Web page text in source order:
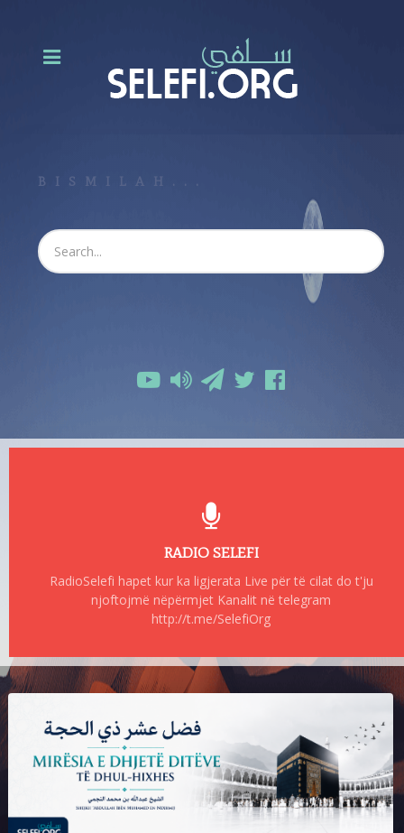
BISMILAH...
RADIO SELEFI
RadioSelefi hapet kur ka ligjerata Live për të cilat do t'ju
njoftojmë nëpërmjet Kanalit në telegram
http://t.me/SelefiOrg